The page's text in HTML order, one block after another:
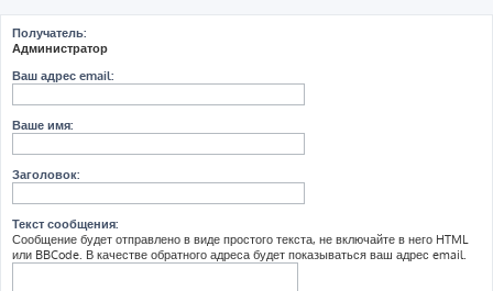
Получатель:
Администратор
Ваш адрес email:
Ваше имя:
Заголовок:
Текст сообщения:
Сообщение будет отправлено в виде простого текста, не включайте в него HTML
или BBCode. В качестве обратного адреса будет показываться ваш адрес email.